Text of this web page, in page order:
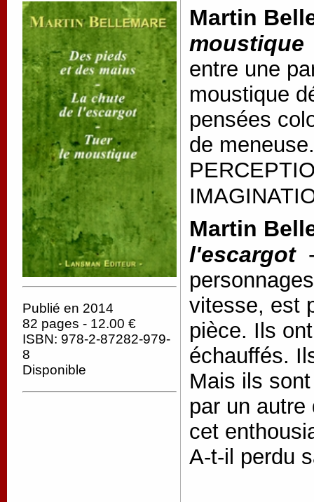
Publié en 2014
82 pages - 12.00 €
ISBN: 978-2-87282-979-
8
Disponible
Martin
moustique
entre une
moustique
pensées
de
Martin
l'escargot
vitesse, est
pièce. Ils
échauffés.
Mais ils
par un
cet
A-t-il perdu